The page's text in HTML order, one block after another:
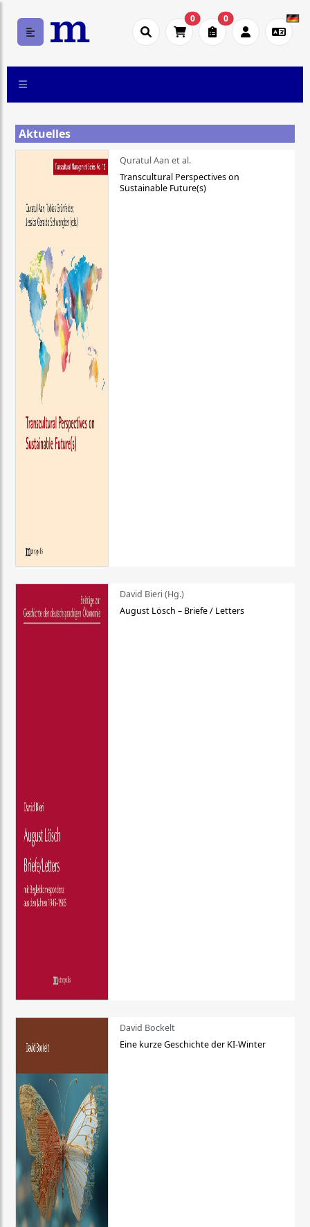
0 0
Aktuelles
Quratul Aan et al.
Transcultural Perspectives on
Sustainable Future(s)
David Bieri (Hg.)
August Lösch – Briefe / Letters
David Bockelt
Eine kurze Geschichte der KI-Winter